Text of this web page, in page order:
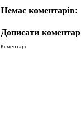
Немає коментарів:
Дописати коментар
Коментарі